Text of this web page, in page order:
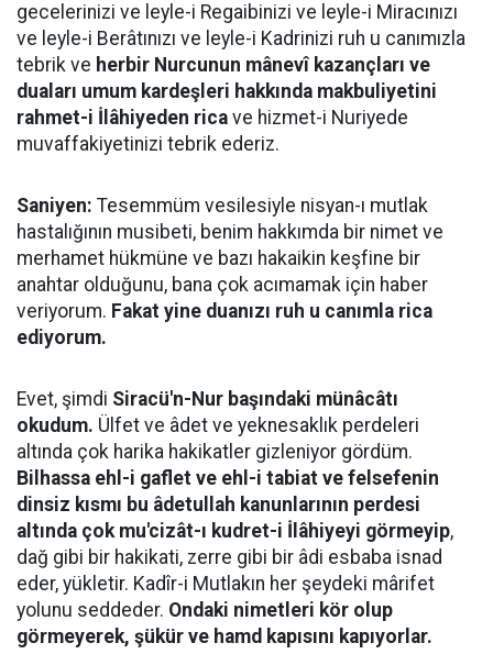
gecelerinizi ve leyle-i Regaibinizi ve leyle-i Miracınızı
ve leyle-i Berâtınızı ve leyle-i Kadrinizi ruh u canımızla
tebrik ve herbir Nurcunun mânevî kazançları ve
duaları umum kardeşleri hakkında makbuliyetini
rahmet-i İlâhiyeden rica ve hizmet-i Nuriyede
muvaffakiyetinizi tebrik ederiz.
Saniyen: Tesemmüm vesilesiyle nisyan-ı mutlak
hastalığının musibeti, benim hakkımda bir nimet ve
merhamet hükmüne ve bazı hakaikin keşfine bir
anahtar olduğunu, bana çok acımamak için haber
veriyorum. Fakat yine duanızı ruh u canımla rica
ediyorum.
Evet, şimdi Siracü'n-Nur başındaki münâcâtı
okudum. Ülfet ve âdet ve yeknesaklık perdeleri
altında çok harika hakikatler gizleniyor gördüm.
Bilhassa ehl-i gaflet ve ehl-i tabiat ve felsefenin
dinsiz kısmı bu âdetullah kanunlarının perdesi
altında çok mu'cizât-ı kudret-i İlâhiyeyi görmeyip,
dağ gibi bir hakikati, zerre gibi bir âdi esbaba isnad
eder, yükletir. Kadîr-i Mutlakın her şeydeki mârifet
yolunu seddeder. Ondaki nimetleri kör olup
görmeyerek, şükür ve hamd kapısını kapıyorlar.